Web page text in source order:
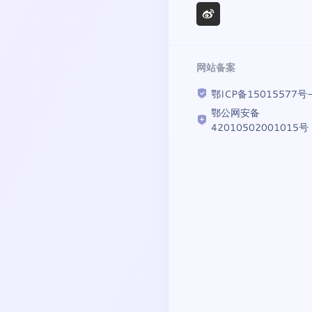
网站备案
鄂ICP备15015577号
鄂公网安备
42010502001015号